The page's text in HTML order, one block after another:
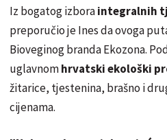
Iz bogatog izboraintegralnih
preporučio je Ines da ovoga
Bioveginog branda Ekozona.
uglavnomhrvatski ekološki
žitarice, tjestenina, brašno i
cijenama.